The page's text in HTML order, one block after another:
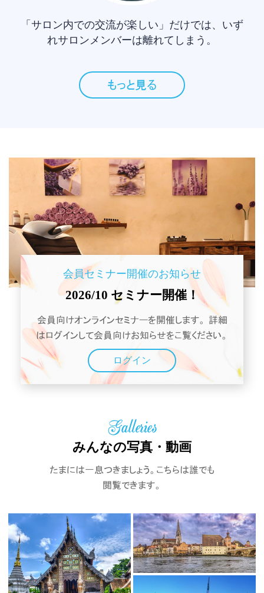
「サロン内での交流が楽しい」だけでは、いず
れサロンメンバーは離れてしまう。
もっと見る
会員セミナー開催のお知らせ
2026/10 セミナー開催！
会員向けオンラインセミナーを開催します。 詳細
はログインして会員向けお知らせをこ覧ください。
ログイン
Galleries
みんなの写真・動画
たまには一息つきましょう。こちらは誰でも
閲覧できます。